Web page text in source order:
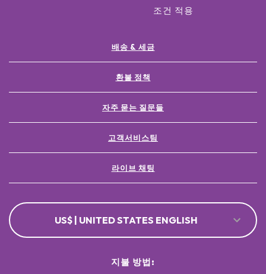
조건 적용
배송 & 세금
환불 정책
자주 묻는 질문들
고객서비스팀
라이브 채팅
US$ | UNITED STATES ENGLISH
지불 방법: